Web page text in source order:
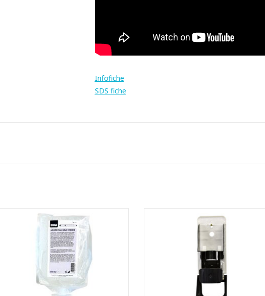
Infofiche
SDS fiche
Schuimzeep voor handreiniging na
toiletgebruik met hygiënische werking
- Huidvriendelijk
- Gesloten doseersysteem
- Zuinig in gebruik: ± 0,5 ml per dosering
- Schuimzeep voor een sterk gereduceerd
verbruik ten opzichte van vloeibare zeep
TOEVOEGEN AAN WINKELWAGEN
in kwalitatief ABS kunststof
- Geschikt voor zowel gesloten
schuimzeepvullingen als de
navulreservoirs voor vloeibare zeep en
schuimpzeep
- Biedt een goede handhygiëne voor alle
gebruikers
- Snel en makkelijk bij te v